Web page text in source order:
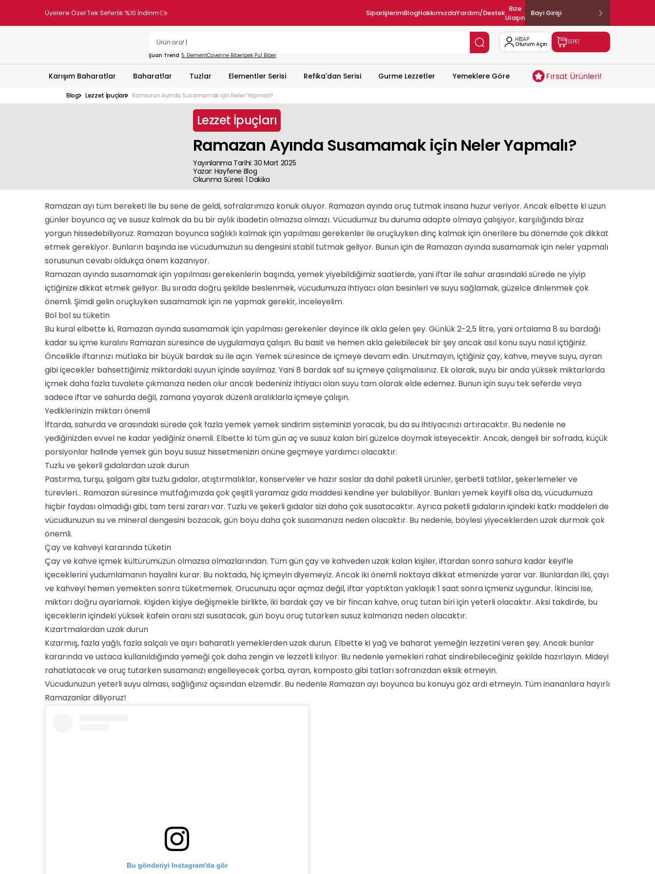
Üyelere Özel Tek Seferlik %10 İndirim SiparişlerimBlogHakkımızdaYardım/Destek Bize
Ulaşın
Bayi Girişi
Şuan Trend 5. ElementCayenne Biberİpek Pul Biber
HESAP
Oturum Açın SEPET
Karışım Baharatlar Baharatlar Tuzlar Elementler Serisi Refika'dan Serisi Gurme Lezzetler Yemeklere Göre Fırsat Ürünleri!
Blog Lezzet İpuçları Ramazan Ayında Susamamak için Neler Yapmalı?
Lezzet İpuçları
Ramazan Ayında Susamamak için Neler Yapmalı?
Yayınlanma Tarihi: 30 Mart 2025
Yazar: Hayfene Blog
Okunma Süresi: 1 Dakika
Ramazan ayı tüm bereketi ile bu sene de geldi, sofralarımıza konuk oluyor. Ramazan ayında oruç tutmak insana huzur veriyor. Ancak elbette ki uzun
günler boyunca aç ve susuz kalmak da bu bir aylık ibadetin olmazsa olmazı. Vücudumuz bu duruma adapte olmaya çalışıyor, karşılığında biraz
yorgun hissedebiliyoruz. Ramazan boyunca sağlıklı kalmak için yapılması gerekenlerileoruçluyken dinç kalmak için önerilere bu dönemde çok dikkat
etmek gerekiyor. Bunların başında ise vücudumuzun su dengesini stabil tutmak geliyor. Bunun için de Ramazan ayında susamamak için neler yapmalı
sorusunun cevabı oldukça önem kazanıyor.
Ramazan ayında susamamak için yapılması gerekenlerin başında,yemekyiyebildiğimiz saatlerde, yani iftar ile sahur arasındaki sürede ne yiyip
içtiğinize dikkat etmek geliyor. Bu sırada doğru şekilde beslenmek, vücudumuza ihtiyacı olan besinleri ve suyu sağlamak, güzelce dinlenmek çok
önemli. Şimdi gelin oruçluyken susamamak için ne yapmak gerekir, inceleyelim.
Bol bol su tüketin
Bu kural elbette ki, Ramazan ayında susamamak için yapılması gerekenler deyince ilk akla gelen şey. Günlük 2-2,5 litre, yani ortalama 8 su bardağı
kadar su içme kuralını Ramazan süresince de uygulamaya çalışın. Bu basit ve hemen akla gelebilecek bir şey ancak asıl konu suyu nasıl içtiğiniz.
Öncelikle iftarınızı mutlaka bir büyük bardak su ile açın. Yemek süresince de içmeye devam edin. Unutmayın, içtiğiniz çay, kahve, meyve suyu, ayran
gibi içecekler bahsettiğimiz miktardaki suyun içinde sayılmaz. Yani 8 bardak saf su içmeye çalışmalısınız. Ek olarak, suyu bir anda yüksek miktarlarda
içmek daha fazla tuvalete çıkmanıza neden olur ancak bedeniniz ihtiyacı olan suyu tam olarak elde edemez. Bunun için suyu tek seferde veya
sadece iftar ve sahurda değil, zamana yayarak düzenli aralıklarla içmeye çalışın.
Yediklerinizin miktarı önemli
İftarda, sahurda ve arasındaki sürede çok fazla yemek yemek sindirim sisteminizi yoracak, bu da su ihtiyacınızı artıracaktır. Bu nedenle ne
yediğinizden evvel ne kadar yediğiniz önemli. Elbette ki tüm gün aç ve susuz kalan biri güzelce doymak isteyecektir. Ancak, dengeli bir sofrada, küçük
porsiyonlar halinde yemek gün boyu susuz hissetmenizin önüne geçmeye yardımcı olacaktır.
Tuzlu ve şekerli gıdalardan uzak durun
Pastırma, turşu, şalgam gibi tuzlu gıdalar, atıştırmalıklar, konserveler ve hazır soslar da dahil paketli ürünler, şerbetli tatlılar, şekerlemeler ve
türevleri… Ramazan süresince mutfağımızda çok çeşitli yaramaz gıda maddesi kendine yer bulabiliyor. Bunları yemek keyifli olsa da, vücudumuza
hiçbir faydası olmadığı gibi, tam tersi zararı var. Tuzlu ve şekerli gıdalar sizi daha çok susatacaktır. Ayrıca paketli gıdaların içindeki katkı maddeleri de
vücudunuzun su ve mineral dengesini bozacak, gün boyu daha çok susamanıza neden olacaktır. Bu nedenle, böylesi yiyeceklerden uzak durmak çok
önemli.
Çay ve kahveyi kararında tüketin
Çay ve kahve içmek kültürümüzün olmazsa olmazlarından. Tüm günçayve kahveden uzak kalan kişiler, iftardan sonra sahura kadar keyifle
içeceklerini yudumlamanın hayalini kurar. Bu noktada, hiç içmeyin diyemeyiz. Ancak iki önemli noktaya dikkat etmenizde yarar var. Bunlardan ilki, çayı
ve kahveyi hemen yemekten sonra tüketmemek. Orucunuzu açar açmaz değil, iftar yaptıktan yaklaşık 1 saat sonra içmeniz uygundur. İkincisi ise,
miktarı doğru ayarlamak. Kişiden kişiye değişmekle birlikte, iki bardak çay ve bir fincan kahve, oruç tutan biri için yeterli olacaktır. Aksi takdirde, bu
içeceklerin içindeki yüksek kafein oranı sizi susatacak, gün boyu oruç tutarken susuz kalmanıza neden olacaktır.
Kızartmalardan uzak durun
Kızarmış, fazla yağlı, fazlasalçalı ve aşırı baharatlı yemeklerden uzak durun. Elbette ki yağ ve baharat yemeğin lezzetini veren şey. Ancak bunlar
kararında ve ustaca kullanıldığında yemeği çok daha zengin ve lezzetli kılıyor. Bu nedenle yemekleri rahat sindirebileceğiniz şekilde hazırlayın. Mideyi
rahatlatacak ve oruç tutarken susamanızı engelleyecekçorba, ayran, komposto gibi tatları sofranızdan eksik etmeyin.
Vücudunuzun yeterli suyu alması, sağlığınız açısından elzemdir. Bu nedenle Ramazan ayı boyunca bu konuyu göz ardı etmeyin. Tüm inananlara hayırlı
Ramazanlar diliyoruz!
Bu gönderiyi Instagram'da gör